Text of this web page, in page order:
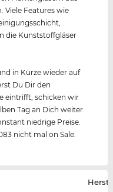
Viele Features wie
die Kunststoffgläser
in Kürze wieder auf
Du Dir den
eintrifft, schicken wir
Tag an Dich weiter.
niedrige Preise.
nicht mal on Sale.